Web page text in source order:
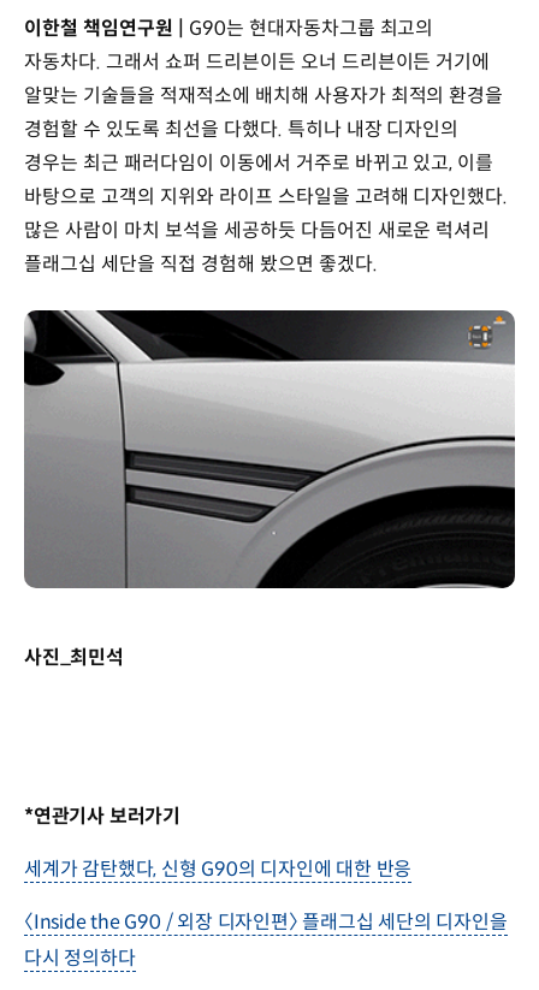
이한철 책임연구원 | G90는 현대자동차그룹 최고의
자동차다. 그래서 쇼퍼 드리븐이든 오너 드리븐이든 거기에
알맞는 기술들을 적재적소에 배치해 사용자가 최적의 환경을
경험할 수 있도록 최선을 다했다. 특히나 내장 디자인의
경우는 최근 패러다임이 이동에서 거주로 바뀌고 있고, 이를
바탕으로 고객의 지위와 라이프 스타일을 고려해 디자인했다.
많은 사람이 마치 보석을 세공하듯 다듬어진 새로운 럭셔리
플래그십 세단을 직접 경험해 봤으면 좋겠다.
사진_최민석
*연관기사 보러가기
세계가 감탄했다, 신형 G90의 디자인에 대한 반응
〈Inside the G90 / 외장 디자인편〉 플래그십 세단의 디자인을
다시 정의하다